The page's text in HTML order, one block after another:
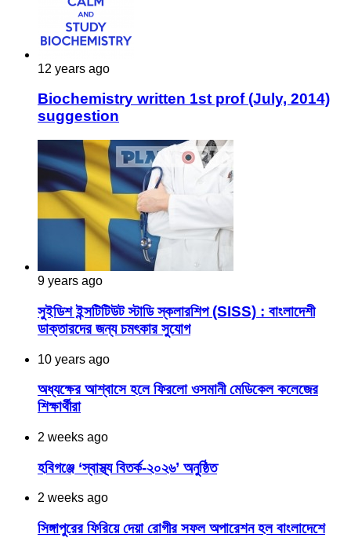
12 years ago
Biochemistry written 1st prof (July, 2014)
suggestion
9 years ago
সুইডিশ ইন্সটিটিউট স্টাডি স্কলারশিপ (SISS) : বাংলাদেশী
ডাক্তারদের জন্য চমৎকার সুযোগ
10 years ago
অধ্যক্ষের আশ্বাসে হলে ফিরলো ওসমানী মেডিকেল কলেজের
শিক্ষার্থীরা
2 weeks ago
হবিগঞ্জে ‘স্বাস্থ্য বিতর্ক-২০২৬’ অনুষ্ঠিত
2 weeks ago
সিঙ্গাপুরের ফিরিয়ে দেয়া রোগীর সফল অপারেশন হল বাংলাদেশে